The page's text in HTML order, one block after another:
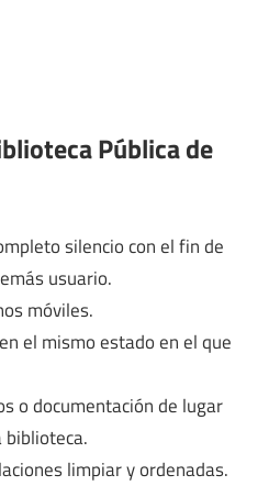
Pública de
silencio con el fin de
usuario.
móviles.
el mismo estado en el que
o documentación de lugar
limpiar y ordenadas.